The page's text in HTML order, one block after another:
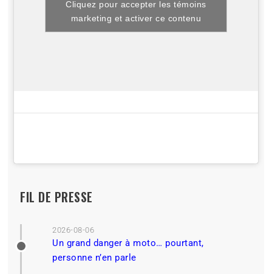
Cliquez pour accepter les témoins
marketing et activer ce contenu
FIL DE PRESSE
2026-08-06
Un grand danger à moto… pourtant,
personne n’en parle